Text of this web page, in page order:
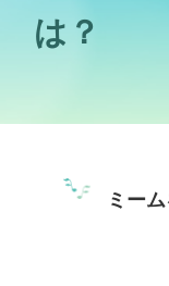
は？
ミー